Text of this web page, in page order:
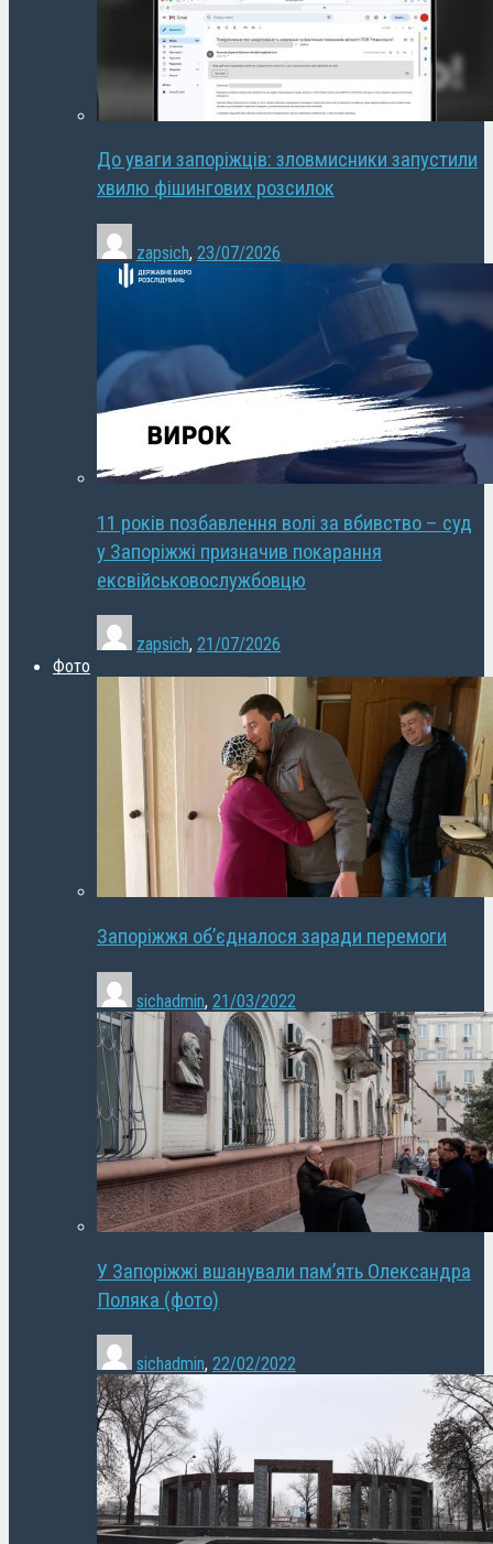
До уваги запоріжців: зловмисники запустили
хвилю фішингових розсилок
zapsich, 23/07/2026
11 років позбавлення волі за вбивство – суд
у Запоріжжі призначив покарання
ексвійськовослужбовцю
zapsich, 21/07/2026
Фото
Запоріжжя об’єдналося заради перемоги
sichadmin, 21/03/2022
У Запоріжжі вшанували пам’ять Олександра
Поляка (фото)
sichadmin, 22/02/2022